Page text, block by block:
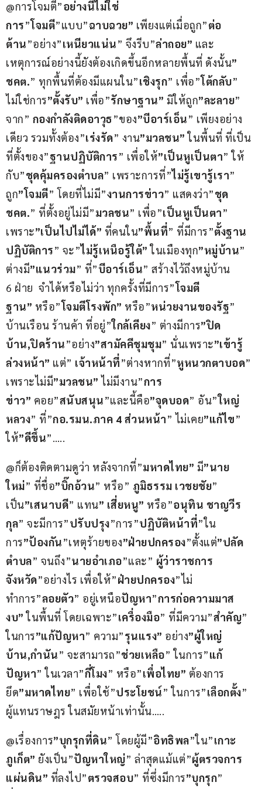
@การโจมตี”อย่างนี้ไม่ใช่
การ”โจมตี”แบบ”ฉาบฉวย” เพียงแต่เมื่อถูก”ต่อ
ต้าน”อย่าง”เหนียวแน่น” จึงรีบ”ล่าถอย” และ
เหตุการณ์อย่างนี้ยังต้องเกิดขึ้นอีกหลายพื้นที่ ดังนั้น”
ชคต.” ทุกพื้นที่ต้องมีแผนใน”เชิงรุก” เพื่อ”โต้กลับ”
ไม่ใช่การ”ตั้งรับ” เพื่อ”รักษาฐาน” มิให้ถูก”ละลาย”
จาก” กองกำลังติดอาวุธ”ของ”บีอาร์เอ็น” เพียงอย่าง
เดียว รวมทั้งต้อง”เร่งรัด” งาน”มวลชน” ในพื้นที่ ที่เป็น
ที่ตั้งของ”ฐานปฏิบัติการ” เพื่อให้”เป็นหูเป็นตา” ให้
กับ”ชุดคุ้มครองตำบล” เพราะการที่”ไม่รู้เขารู้เรา”
ถูก”โจมตี” โดยที่ไม่มี”งานการข่าว” แสดงว่า”ชุด
ชคต.” ที่ตั้งอยู่ไม่มี”มวลชน” เพื่อ”เป็นหูเป็นตา”
เพราะ”เป็นไปไม่ได้” ที่คนใน”พื้นที่” ที่มีการ”ตั้งฐาน
ปฏิบัติการ” จะ”ไม่รู้เหนือรู้ใต้” ในเมืองทุก”หมู่บ้าน”
ต่างมี”แนวร่วม” ที่”บีอาร์เอ็น” สร้างไว้ถึงหมู่บ้าน
6 ฝ่าย  จำได้หรือไม่ว่า ทุกครั้งที่มีการ”โจมตี
ฐาน” หรือ”โจมตีโรงพัก” หรือ”หน่วยงานของรัฐ”
บ้านเรือน ร้านค้า ที่อยู่”ใกล้เคียง” ต่างมีการ”ปิด
บ้าน,ปิดร้าน”อย่าง”สามัคคีชุมชุม” นั่นเพราะ”เข้ารู้
ล่วงหน้า” แต่” เจ้าหน้าที่”ต่างหากที่”หูหนวกตาบอด”
เพราะไม่มี”มวลชน” ไม่มีงาน”การ
ข่าว” คอย”สนับสนุน”และนี้คือ”จุดบอด” อัน”ใหญ่
หลวง” ที่”กอ.รมน.ภาค 4 ส่วนหน้า” ไม่เคย”แก้ไข”
ให้”ดีขึ้น”…..
@ก็ต้องติดตามดูว่า หลังจากที่”มหาดไทย” มี”นาย
ใหม่” ที่ชื่อ”บิ๊กอ้วน” หรือ” ภูมิธรรม เวชยชัย”
เป็น”เสนาบดี” แทน” เสี่ยหนู” หรือ”อนุทิน ชาญวีร
กุล” จะมีการ”ปรับปรุง”การ”ปฏิบัติหน้าที่”ใน
การ”ป้องกัน”เหตุร้ายของ”ฝ่ายปกครอง”ตั้งแต่”ปลัด
ตำบล” จนถึง”นายอำเภอ”และ” ผู้ว่าราชการ
จังหวัด”อย่างไร เพื่อให้”ฝ่ายปกครอง”ไม่
ทำการ”ลอยตัว” อยู่เหนือปัญหา”การก่อความมาส
งบ” ในพื้นที่ โดยเฉพาะ”เครื่องมือ” ที่มีความ”สำคัญ”
ในการ”แก้ปัญหา” ความ”รุนแรง” อย่าง”ผู้ใหญ่
บ้าน,กำนัน” จะสามารถ”ช่วยเหลือ” ในการ”แก้
ปัญหา” ในเวลา”กี่โมง” หรือ”เพื่อไทย” ต้องการ
ยึด”มหาดไทย” เพื่อใช้”ประโยชน์” ในการ”เลือกตั้ง”
ผู้แทนราษฎร ในสมัยหน้าเท่านั้น…..
@เรื่องการ”บุกรุกที่ดิน” โดยผู้มี”อิทธิพล”ใน”เกาะ
ภูเก็ต” ยังเป็น”ปัญหาใหญ่” ล่าสุดแม้แต่”ผู้ตรวจการ
แผ่นดิน” ที่ลงไป”ตรวจสอบ” ที่ซึ่งมีการ”บุกรุก”